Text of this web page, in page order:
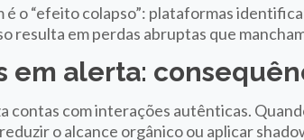
é o “efeito colapso”: plataformas
resulta em perdas abruptas que
em alerta:
contas com interações autênticas.
o alcance orgânico ou aplicar